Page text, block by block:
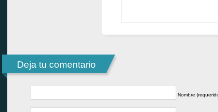
Deja tu comentario
Nombre